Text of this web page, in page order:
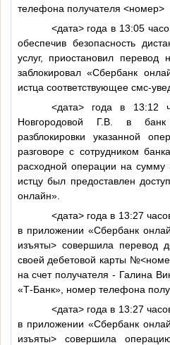
телефона получателя <номер>
<дата>года в 13:05
обеспечив безопасность
услуг, приостановил
заблокировал «Сбербанк
истца соответствующее смс-
<дата>года в 13:12
Новгородовой Г.В. в
разблокировки указанной
разговоре с сотрудником
расходной операции на
истцу был предоставлен
онлайн».
<дата>года в 13:27
в приложении «Сбербанк
изъяты>совершила перевод
своей дебетовой карты №
на счет получателя - Галина
«Т-Банк», номер телефона
<дата>года в 13:27
в приложении «Сбербанк
изъяты>совершила